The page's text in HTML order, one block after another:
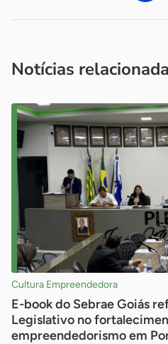
Notícias
Cultura Empreendedora
E-book do Sebrae Goiás
Legislativo no
empreendedorismo em